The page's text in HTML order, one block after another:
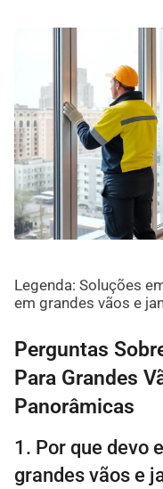
Legenda: Soluções
em grandes vãos e
Perguntas
Para Grandes
Panorâmicas
1. Por que devo
grandes vãos e